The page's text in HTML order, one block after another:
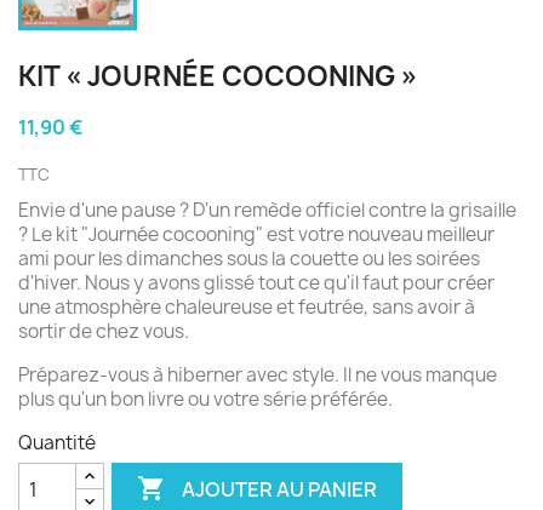
KIT « JOURNÉE COCOONING »
11,90 €
TTC
Envie d'une pause ? D'un remède officiel contre la grisaille
? Le kit "Journée cocooning" est votre nouveau meilleur
ami pour les dimanches sous la couette ou les soirées
d'hiver. Nous y avons glissé tout ce qu'il faut pour créer
une atmosphère chaleureuse et feutrée, sans avoir à
sortir de chez vous.
Préparez-vous à hiberner avec style. Il ne vous manque
plus qu'un bon livre ou votre série préférée.
Quantité
 AJOUTER AU PANIER